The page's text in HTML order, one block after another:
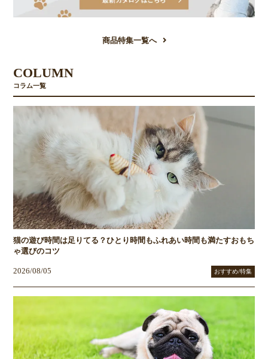
商品特集一覧へ
COLUMN
コラム一覧
猫の遊び時間は足りてる？ひとり時間もふれあい時間も満たすおもち
ゃ選びのコツ
2026/08/05 おすすめ/特集